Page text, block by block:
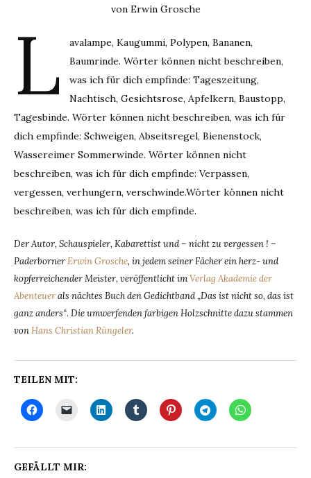
NICHT
WAS
ICH
FÜR
DICH
von Erwin Grosche
L
avalampe, Kaugummi, Polypen, Bananen,
Baumrinde. Wörter können nicht beschreiben,
was ich für dich empfinde: Tageszeitung,
Nachtisch, Gesichtsrose, Apfelkern, Baustopp,
Tagesbinde. Wörter können nicht beschreiben, was ich für
dich empfinde: Schweigen, Abseitsregel, Bienenstock,
Wassereimer Sommerwinde. Wörter können nicht
beschreiben, was ich für dich empfinde: Verpassen,
vergessen, verhungern, verschwinde.Wörter können nicht
beschreiben, was ich für dich empfinde.
Der Autor, Schauspieler, Kabarettist und – nicht zu vergessen ! –
PaderbornerErwin Grosche, in jedem seiner Fächer ein herz- und
kopferreichender Meister, veröffentlicht imVerlag Akademie der
Abenteuerals nächtes Buch den Gedichtband „Das ist nicht so, das ist
ganz anders“. Die umwerfenden farbigen Holzschnitte dazu stammen
vonHans Christian Rüngeler.
TEILEN MIT:
GEFÄLLT MIR: